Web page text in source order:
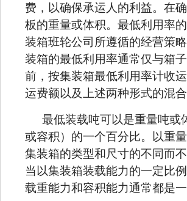
费，以确保承运人的利益。在
板的重量或体积。最低利用率
装箱班轮公司所遵循的经营策
装箱的最低利用率通常仅与箱
前，按集装箱最低利用率计收
运费额以及上述两种形式的混合
最低装载吨可以是重量吨或
或容积）的一个百分比。以重
集装箱的类型和尺寸的不同而
当以集装箱装载能力的一定比
载重能力和容积能力通常都是